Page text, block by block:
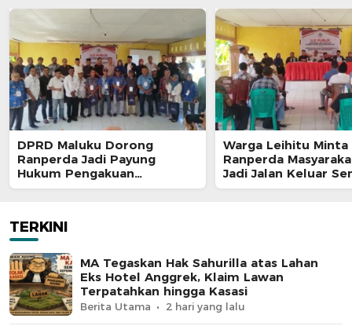
DPRD Maluku Dorong
Ranperda Jadi Payung
Hukum Pengakuan
Masyarakat Adat
Warga Leihitu Minta
Ranperda
Jadi Jalan Keluar
Enam Dusun
TERKINI
MA Tegaskan Hak Sahurilla atas Lahan
Eks Hotel Anggrek, Klaim Lawan
Terpatahkan hingga Kasasi
Berita Utama 2 hari yang lalu